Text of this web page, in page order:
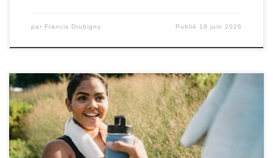
par Francis Drubigny Publié 18 juin 2026
L’hydratation est un facteur clé souvent sous-estimé dans
la performance sportive et la récupération. Que vous
soyez un athlète de haut niveau ou un sportif amateur,
maintenir un bon niveau d’hydratation est essentiel pour